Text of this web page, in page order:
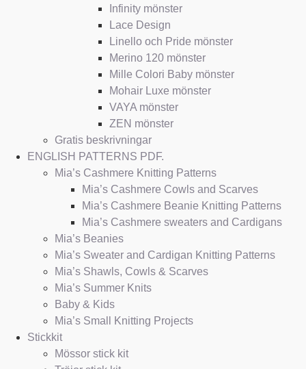
Infinity mönster
Lace Design
Linello och Pride mönster
Merino 120 mönster
Mille Colori Baby mönster
Mohair Luxe mönster
VAYA mönster
ZEN mönster
Gratis beskrivningar
ENGLISH PATTERNS PDF.
Mia’s Cashmere Knitting Patterns
Mia’s Cashmere Cowls and Scarves
Mia’s Cashmere Beanie Knitting Patterns
Mia’s Cashmere sweaters and Cardigans
Mia’s Beanies
Mia’s Sweater and Cardigan Knitting Patterns
Mia’s Shawls, Cowls & Scarves
Mia’s Summer Knits
Baby & Kids
Mia’s Small Knitting Projects
Stickkit
Mössor stick kit